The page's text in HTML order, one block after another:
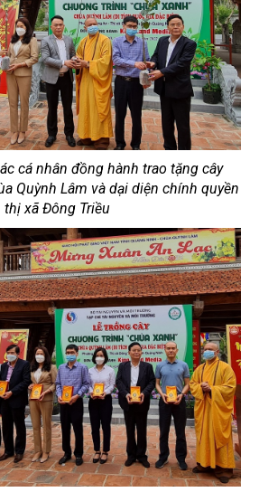
cá nhân đồng hành trao tặng cây
Quỳnh Lâm và dại diện chính quyền
thị xã Đông Triều